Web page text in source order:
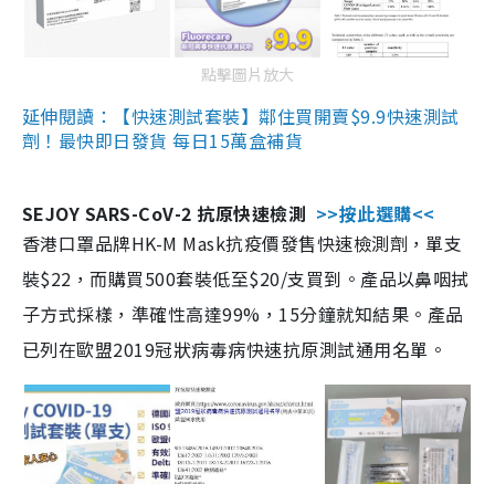
點擊圖片放大
延伸閱讀：【快速測試套裝】鄰住買開賣$9.9快速測試
劑！最快即日發貨 每日15萬盒補貨
SEJOY SARS-CoV-2 抗原快速檢測 >>按此選購<<
香港口罩品牌HK-M Mask抗疫價發售快速檢測劑，單支
裝$22，而購買500套裝低至$20/支買到。產品以鼻咽拭
子方式採樣，準確性高達99%，15分鐘就知結果。產品
已列在歐盟2019冠狀病毒病快速抗原測試通用名單。